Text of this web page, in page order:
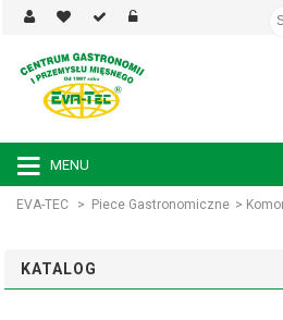
MENU
EVA-TEC > Piece Gastronomiczne >
KATALOG